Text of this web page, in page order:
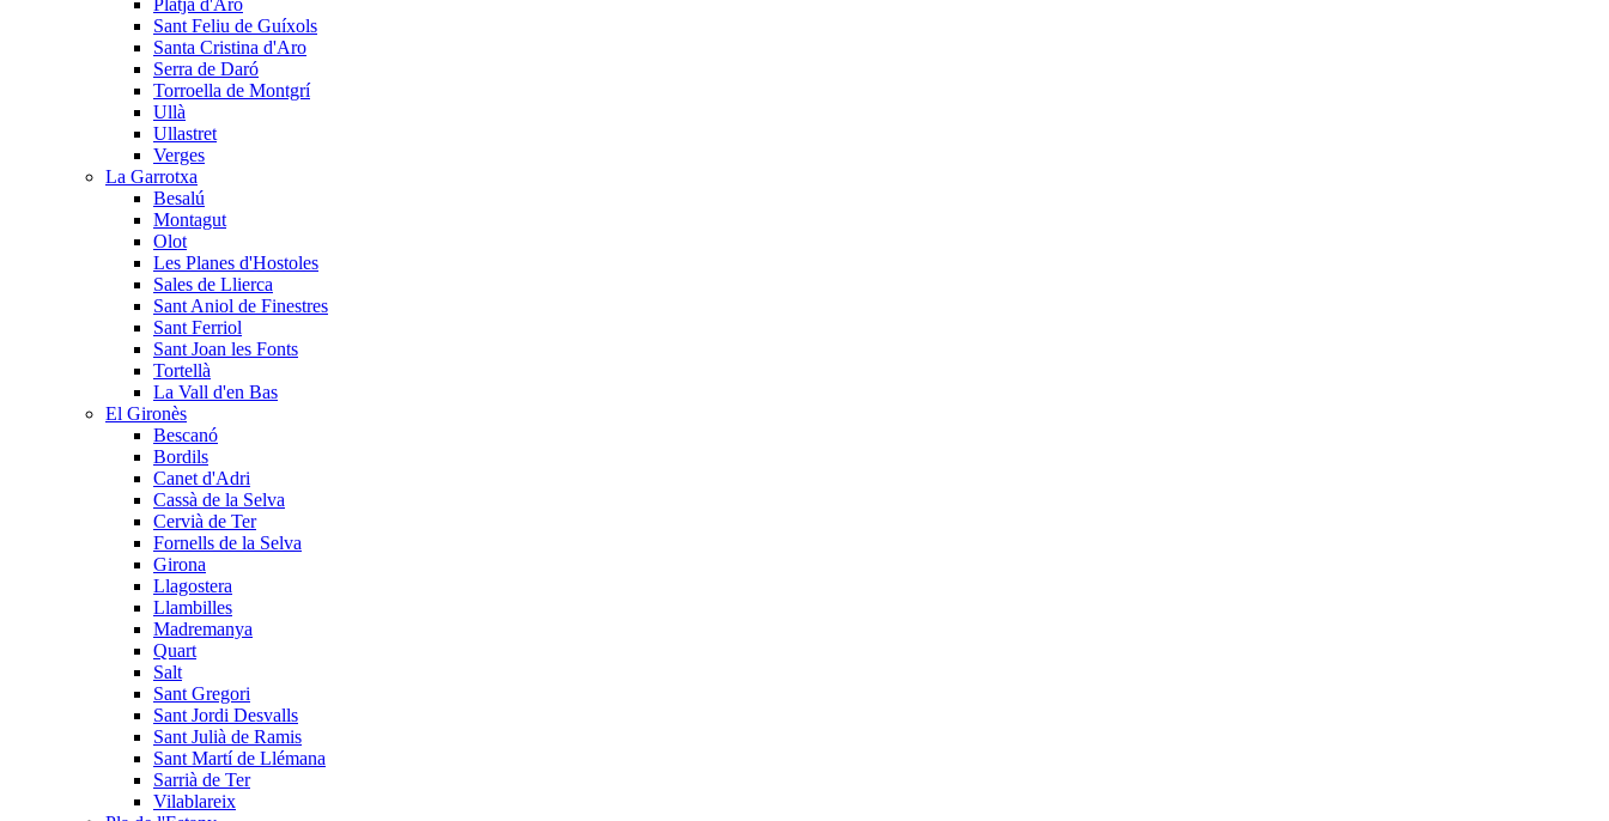
Platja d'Aro
Sant Feliu de Guíxols
Santa Cristina d'Aro
Serra de Daró
Torroella de Montgrí
Ullà
Ullastret
Verges
La Garrotxa
Besalú
Montagut
Olot
Les Planes d'Hostoles
Sales de Llierca
Sant Aniol de Finestres
Sant Ferriol
Sant Joan les Fonts
Tortellà
La Vall d'en Bas
El Gironès
Bescanó
Bordils
Canet d'Adri
Cassà de la Selva
Cervià de Ter
Fornells de la Selva
Girona
Llagostera
Llambilles
Madremanya
Quart
Salt
Sant Gregori
Sant Jordi Desvalls
Sant Julià de Ramis
Sant Martí de Llémana
Sarrià de Ter
Vilablareix